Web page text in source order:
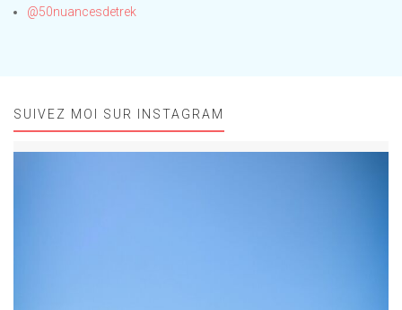
@50nuancesdetrek
SUIVEZ MOI SUR INSTAGRAM